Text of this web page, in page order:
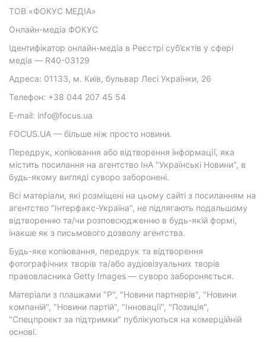
ТОВ «ФОКУС МЕДІА»
Онлайн-медіа ФОКУС
Ідентифікатор онлайн-медіа в Реєстрі суб’єктів у сфері
медіа — R40-03129
Адреса: 01133, м. Київ, бульвар Лесі Українки, 26
Телефон: +38 044 207 45 54
E-mail: info@focus.ua
FOCUS.UA — більше ніж просто новини.
Передрук, копіювання або відтворення інформації, яка
містить посилання на агентство ІнА "Українські Новини", в
будь-якому вигляді суворо заборонені.
Всі матеріали, які розміщені на цьому сайті з посиланням на
агентство "Інтерфакс-Україна", не підлягають подальшому
відтворенню та/чи розповсюдженню в будь-якій формі,
інакше як з письмового дозволу агентства.
Будь-яке копіювання, передрук та відтворення
фотографічних творів та/або аудіовізуальних творів
правовласника Getty Images — суворо забороняється.
Матеріали з плашками "Р", "Новини партнерів", "Новини
компаній", "Новини партій", "Інновації", "Позиція",
"Спецпроект за підтримки" публікуються на комерційній
основі.